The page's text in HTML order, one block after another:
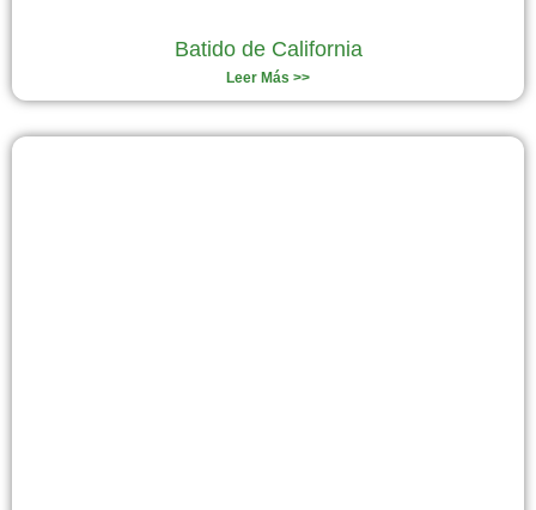
Batido de California
Leer Más >>